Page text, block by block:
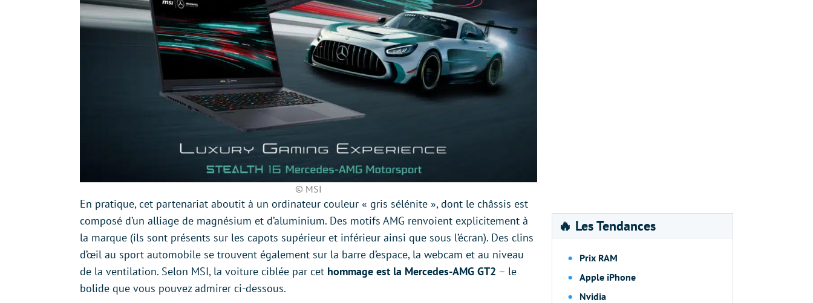
© MSI
En pratique, cet partenariat aboutit à un ordinateur couleur « gris sélénite », dont le châssis est
composé d’un alliage de magnésium et d’aluminium. Des motifs AMG renvoient explicitement à
la marque (ils sont présents sur les capots supérieur et inférieur ainsi que sous l’écran). Des clins
d’œil au sport automobile se trouvent également sur la barre d’espace, la webcam et au niveau
de la ventilation. Selon MSI, la voiture ciblée par cet hommage est la Mercedes-AMG GT2 – le
bolide que vous pouvez admirer ci-dessous.
🔥 Les Tendances
Prix RAM
Apple iPhone
Nvidia